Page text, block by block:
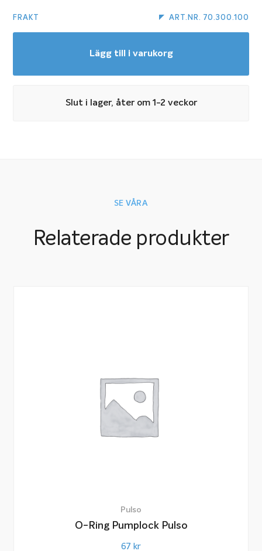
FRAKT ART.NR. 70.300.100
Lägg till i varukorg
Slut i lager, åter om 1-2 veckor
SE VÅRA
Relaterade produkter
Pulso
O-Ring Pumplock Pulso
67 kr